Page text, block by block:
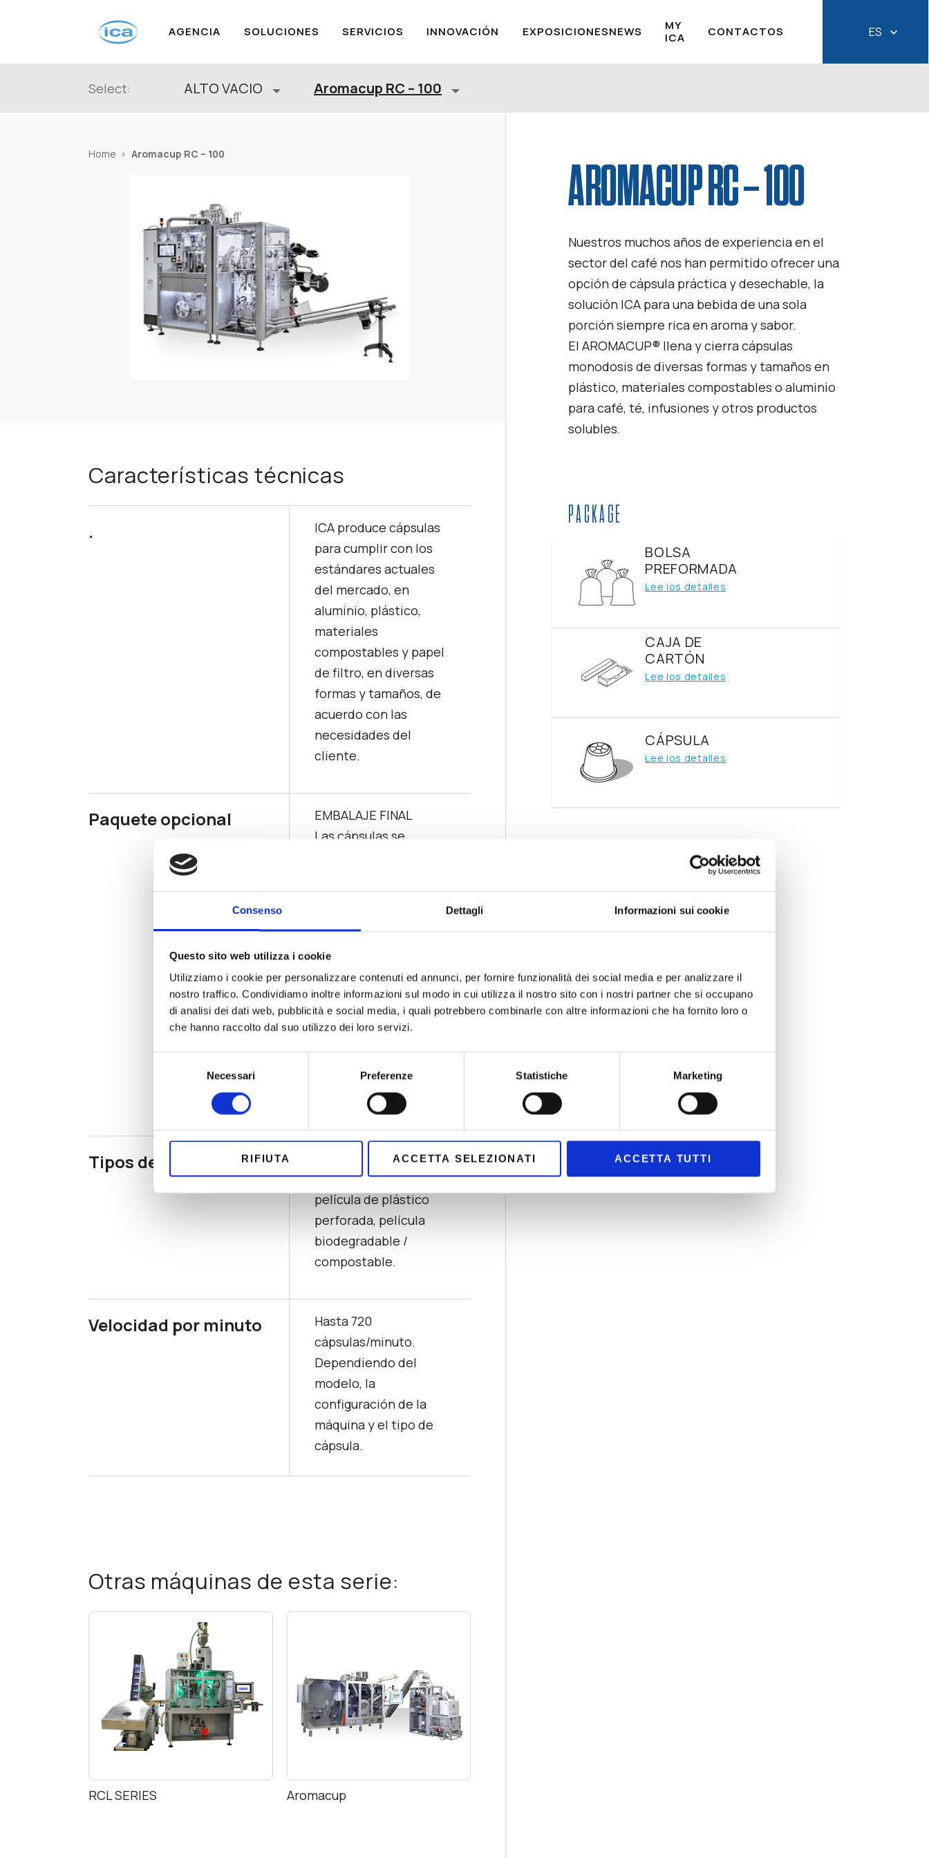
Consenso Dettagli Informazioni sui cookie
Questo sito web utilizza i cookie
Utilizziamo i cookie per personalizzare contenuti ed annunci, per fornire funzionalità dei social media e per analizzare il
nostro traffico. Condividiamo inoltre informazioni sul modo in cui utilizza il nostro sito con i nostri partner che si occupano
di analisi dei dati web, pubblicità e social media, i quali potrebbero combinarle con altre informazioni che ha fornito loro o
che hanno raccolto dal suo utilizzo dei loro servizi.
Necessari Preferenze Statistiche Marketing
RIFIUTA ACCETTA SELEZIONATI ACCETTA TUTTI
AGENCIA SOLUCIONES SERVICIOS INNOVACIÓN EXPOSICIONESNEWS
MY
ICA
CONTACTOS ES
Select: ALTO VACIO Aromacup RC – 100
AROMACUP RC – 100
Nuestros muchos años de experiencia en el
sector del café nos han permitido ofrecer una
opción de cápsula práctica y desechable, la
solución ICA para una bebida de una sola
porción siempre rica en aroma y sabor.
El AROMACUP® llena y cierra cápsulas
monodosis de diversas formas y tamaños en
plástico, materiales compostables o aluminio
para café, té, infusiones y otros productos
solubles.
PACKAGE
BOLSA
PREFORMADA
Lee los detalles
CAJA DE
CARTÓN
Lee los detalles
CÁPSULA
Lee los detalles
Home Aromacup RC – 100
Características técnicas
.
ICA produce cápsulas
para cumplir con los
estándares actuales
del mercado, en
aluminio, plástico,
materiales
compostables y papel
de filtro, en diversas
formas y tamaños, de
acuerdo con las
necesidades del
cliente.
Paquete opcional
EMBALAJE FINAL
Las cápsulas se
envuelto
dispuesto en
diferentes tipos de
bolsa madre
varias configuraciones
Tipos de cierre
Tapa de aluminio,
papel de filtro,
película de plástico
perforada, película
biodegradable /
compostable.
Velocidad por minuto
Hasta 720
cápsulas/minuto.
Dependiendo del
modelo, la
configuración de la
máquina y el tipo de
cápsula.
Otras máquinas de esta serie:
RCL SERIES Aromacup